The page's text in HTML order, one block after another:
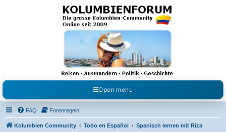
Kolumbienforum - Das
grosse Forum der
Freunde Kolumbiens
Reisen, Auswandern, Kultur, Politik, Geschichte und Visum in Kolumbien und Venezuela.
Austausch, Erfahrungen und Gemeinschaft im Kolumbienforum
Open menu
FAQ Forenregeln
Kolumbien Community Todo en Español Spanisch lernen mit Riza